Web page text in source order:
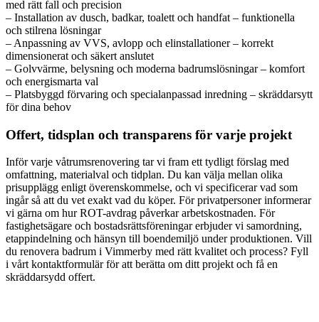
med rätt fall och precision
– Installation av dusch, badkar, toalett och handfat – funktionella
och stilrena lösningar
– Anpassning av VVS, avlopp och elinstallationer – korrekt
dimensionerat och säkert anslutet
– Golvvärme, belysning och moderna badrumslösningar – komfort
och energismarta val
– Platsbyggd förvaring och specialanpassad inredning – skräddarsytt
för dina behov
Offert, tidsplan och transparens för varje projekt
Inför varje våtrumsrenovering tar vi fram ett tydligt förslag med
omfattning, materialval och tidplan. Du kan välja mellan olika
prisupplägg enligt överenskommelse, och vi specificerar vad som
ingår så att du vet exakt vad du köper. För privatpersoner informerar
vi gärna om hur ROT-avdrag påverkar arbetskostnaden. För
fastighetsägare och bostadsrättsföreningar erbjuder vi samordning,
etappindelning och hänsyn till boendemiljö under produktionen. Vill
du renovera badrum i Vimmerby med rätt kvalitet och process? Fyll
i vårt kontaktformulär för att berätta om ditt projekt och få en
skräddarsydd offert.